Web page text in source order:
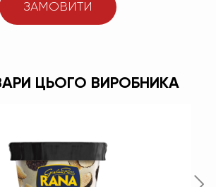
ЗАМОВИТИ
ЦЬОГО ВИРОБНИКА